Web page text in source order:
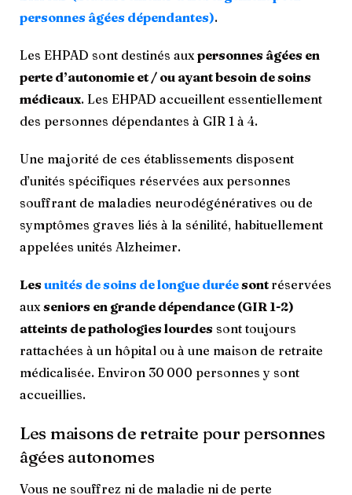
personnes âgées dépendantes).
Les EHPAD sont destinés auxpersonnes âgées en
perte d’autonomie et / ou ayant besoin de soins
médicaux. Les EHPAD accueillent essentiellement
des personnes dépendantes à GIR 1 à 4.
Une majorité de ces établissements disposent
d’unités spécifiques réservées aux personnes
souffrant de maladies neurodégénératives ou de
symptômes graves liés à la sénilité, habituellement
appelées unités Alzheimer.
Lesunités de soins de longue duréesont réservées
auxseniors en grande dépendance (GIR 1-2)
atteints de pathologies lourdes sont toujours
rattachées à un hôpital ou à une maison de retraite
médicalisée. Environ 30 000 personnes y sont
accueillies.
Les maisons de retraite pour personnes
âgées autonomes
Vous ne souffrez ni de maladie ni de perte